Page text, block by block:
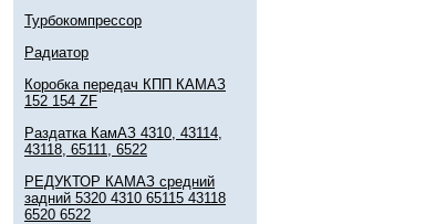
Турбокомпрессор
Радиатор
Коробка передач КПП КАМАЗ
152 154 ZF
Раздатка КамАЗ 4310, 43114,
43118, 65111, 6522
РЕДУКТОР КАМАЗ средний
задний 5320 4310 65115 43118
6520 6522